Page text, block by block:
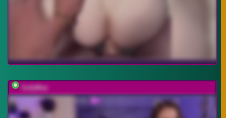
SofyMae